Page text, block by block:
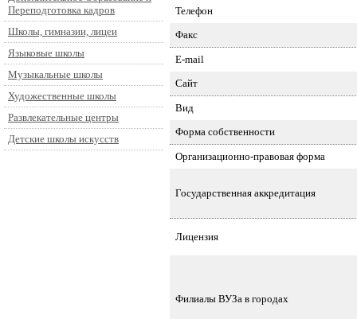
Переподготовка кадров
Школы, гимназии, лицеи
Языковые школы
Музыкальные школы
Художественные школы
Развлекательные центры
Детские школы искусств
Телефон
Факс
E-mail
Сайт
Вид
Форма собственности
Организационно-правовая форма
Государственная аккредитация
Лицензия
Филиалы ВУЗа в городах